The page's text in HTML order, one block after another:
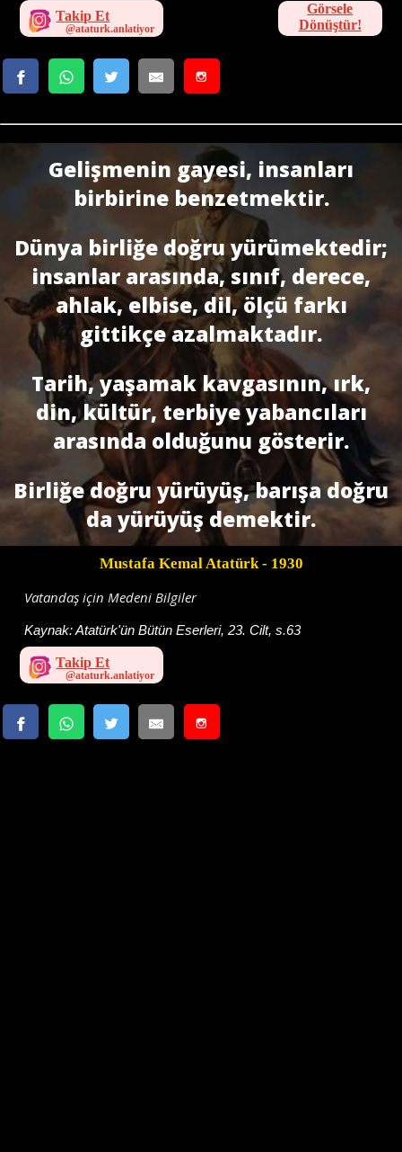
Takip Et
Görsele
Dönüştür!
Gelişmenin gayesi, insanları
birbirine benzetmektir.
Dünya birliğe doğru yürümektedir;
insanlar arasında, sınıf, derece,
ahlak, elbise, dil, ölçü farkı
gittikçe azalmaktadır.
Tarih, yaşamak kavgasının, ırk,
din, kültür, terbiye yabancıları
arasında olduğunu gösterir.
Birliğe doğru yürüyüş, barışa doğru
da yürüyüş demektir.
Mustafa Kemal Atatürk- 1930
Vatandaş için Medeni Bilgiler
Kaynak:Atatürk'ün Bütün Eserleri, 23. Cilt, s.63
Takip Et